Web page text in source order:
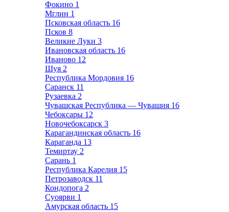
Фокино 1
Мглин 1
Псковская область 16
Псков 8
Великие Луки 3
Ивановская область 16
Иваново 12
Шуя 2
Республика Мордовия 16
Саранск 11
Рузаевка 2
Чувашская Республика — Чувашия 16
Чебоксары 12
Новочебоксарск 3
Карагандинская область 16
Караганда 13
Темиртау 2
Сарань 1
Республика Карелия 15
Петрозаводск 11
Кондопога 2
Суоярви 1
Амурская область 15